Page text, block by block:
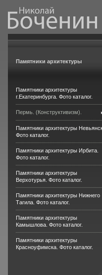
Памятники архитектуры
Памятники архитектуры
г.Екатеринбурга. Фото каталог.
Пермь. (Конструктивизм).
Памятники архитектуры
Фото каталог.
Памятники архитектуры Ирбита.
Фото каталог.
Памятники архитектуры
Верхотурья. Фото каталог.
Памятники архитектуры Нижнего
Тагила. Фото каталог.
Памятники архитектуры
Камышлова. Фото каталог.
Памятники архитектуры
Красноуфимска. Фото каталог.